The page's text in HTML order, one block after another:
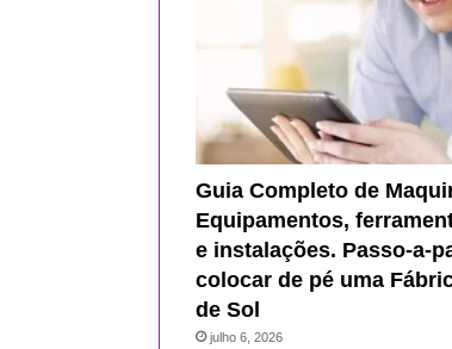
Guia Completo de
Equipamentos,
e instalações. Passo-a-
colocar de pé uma
de Sol
julho 6, 2026